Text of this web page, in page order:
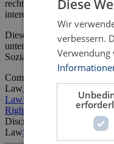
rechtliches Unterfangen,
interdisziplinären und
Diese Sammlung von zum
untersucht zahlreiche
Sozial-, Familien-, EU-
Competition
LawDatenschutz
LawFamilienrecht Family
Rights
Kinderrechte
Discrimination
LawSozialrecht
Diese
Wir
verbessern.
Verwendung